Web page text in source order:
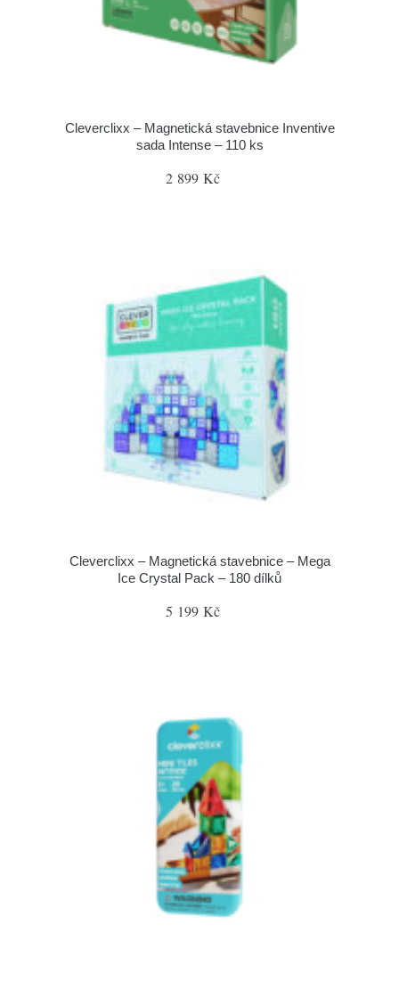
Cleverclixx – Magnetická stavebnice Inventive
sada Intense – 110 ks
2 899 Kč
Cleverclixx – Magnetická stavebnice – Mega
Ice Crystal Pack – 180 dílků
5 199 Kč